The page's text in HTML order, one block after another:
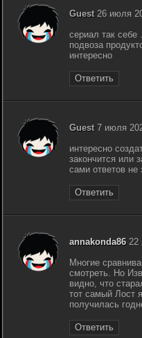
Guest26 июля
сериал так себе
подвоза
интересно
Ответить
Guest7 июля
интересно
закончится или
сами ответов не
Ответить
annakonda8622
Многие
смотреть. Но
видно, что
тот самый Лост
получилась
Ответить